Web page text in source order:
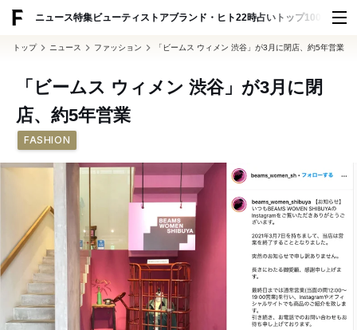
ニュース特集ビューティ ストアブランド・ヒト22時占い トップ100 スナッ
トップ ニュース ファッション 「ビームス ウィメン 渋谷」が3月に閉店、約5年営業
「ビームス ウィメン 渋谷」が3月に閉
店、約5年営業
FASHION